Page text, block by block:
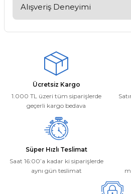
kullanarak tarafımıza iletebilirsiniz.
Görüş ve önerileriniz için teşekkür
Ürün açıklamasında eksik bilgiler
Ürün bilgilerinde hatalar bulunuyor.
Ürün fiyatı diğer sitelerden daha
Bu ürüne benzer farklı alternatifler
Alışveriş Deneyimi
verin, size ulaşamıyorum.
Mehmet Kayış | 17/02/2026
Deneyimini Paylaş
Ücretsiz Kargo
1.000 TL üzeri tüm siparişlerde
geçerli kargo bedava
Süper Hızlı Teslimat
Saat 16:00’a kadar ki siparişlerde
aynı gün teslimat